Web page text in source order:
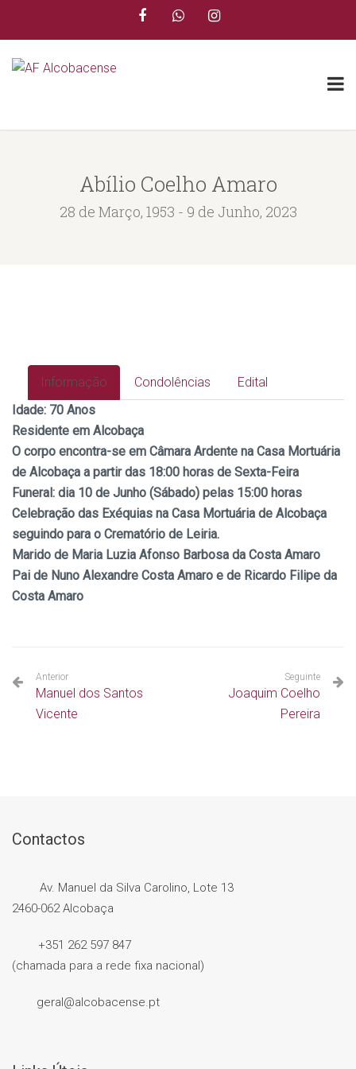
Abílio Coelho Amaro
28 de Março, 1953 - 9 de Junho, 2023
Informação Condolências
Edital
Idade: 70 Anos
Residente em Alcobaça
O corpo encontra-se em Câmara Ardente na Casa Mortuária
de Alcobaça a partir das 18:00 horas de Sexta-Feira
Funeral: dia 10 de Junho (Sábado) pelas 15:00 horas
Celebração das Exéquias na Casa Mortuária de Alcobaça
seguindo para o Crematório de Leiria.
Marido de Maria Luzia Afonso Barbosa da Costa Amaro
Pai de Nuno Alexandre Costa Amaro e de Ricardo Filipe da
Costa Amaro
Anterior
Manuel dos Santos
Vicente
Seguinte
Joaquim Coelho
Pereira
Contactos
Av. Manuel da Silva Carolino, Lote 13
2460-062 Alcobaça
+351 262 597 847
(chamada para a rede fixa nacional)
geral@alcobacense.pt